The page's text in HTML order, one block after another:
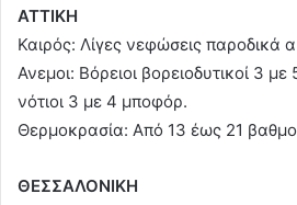
ΑΤΤΙΚΗ
Καιρός: Λίγες νεφώσεις παροδικά
Ανεμοι: Βόρειοι βορειοδυτικοί 3
νότιοι 3 με 4 μποφόρ.
Θερμοκρασία: Από 13 έως 21
ΘΕΣΣΑΛΟΝΙΚΗ